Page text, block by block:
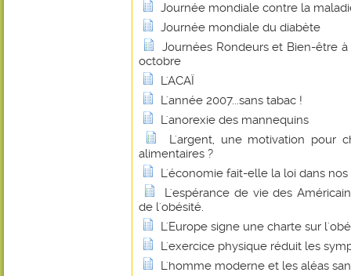
Journée mondiale contre la
Journée mondiale du diabète
Journées Rondeurs et Bien-être à
octobre
L'ACAÏ
L'année 2007...sans tabac !
L'anorexie des mannequins
L'argent, une motivation pour
alimentaires ?
L'économie fait-elle la loi dans nos
L'espérance de vie des
de l'obésité.
L'Europe signe une charte sur
L'exercice physique réduit les
L'homme moderne et les aléas